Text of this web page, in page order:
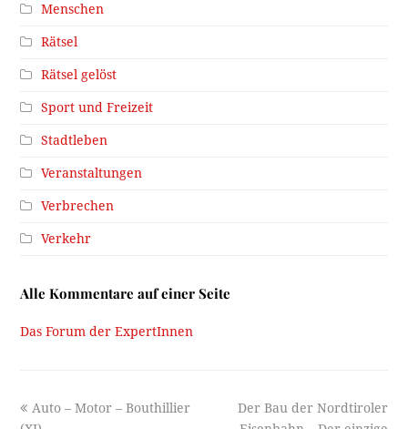
Menschen
Rätsel
Rätsel gelöst
Sport und Freizeit
Stadtleben
Veranstaltungen
Verbrechen
Verkehr
Alle Kommentare auf einer Seite
Das Forum der ExpertInnen
previous
Auto – Motor – Bouthillier
next
Der Bau der Nordtiroler